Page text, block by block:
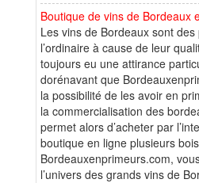
Boutique de vins de Bordeaux
Les vins de Bordeaux sont
l’ordinaire à cause de leur
toujours eu une attirance
dorénavant que
la possibilité de les avoir en
la commercialisation des
permet alors d’acheter par
boutique en ligne plusieurs
Bordeauxenprimeurs.com,
l’univers des grands vins de